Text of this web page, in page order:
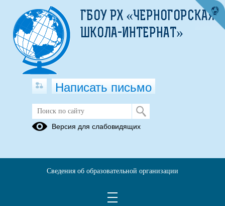
Нормативные правовые и иные акты
в сфере противодействия коррупции
Нормативные правовые и иные акты в сфере
противодействия коррупции
ГБОУ РХ «ЧЕРНОГОРСКАЯ
ШКОЛА-ИНТЕРНАТ»
Написать письмо
Версия для слабовидящих
Сведения об образовательной организации